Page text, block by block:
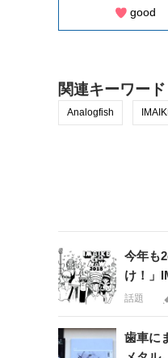
good
関連キーワード
Analogfish
今年も
け！」
話題
歯車に